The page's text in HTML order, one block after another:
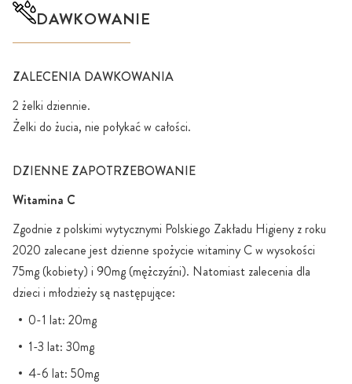
DAWKOWANIE
ZALECENIA DAWKOWANIA
2 żelki dziennie.
Żelki do żucia, nie połykać w całości.
DZIENNE ZAPOTRZEBOWANIE
Witamina C
Zgodnie z polskimi wytycznymi Polskiego Zakładu Higieny z roku
2020 zalecane jest dzienne spożycie witaminy C w wysokości
75mg (kobiety) i 90mg (mężczyźni). Natomiast zalecenia dla
dzieci i młodzieży są następujące:
0-1 lat: 20mg
1-3 lat: 30mg
4-6 lat: 50mg